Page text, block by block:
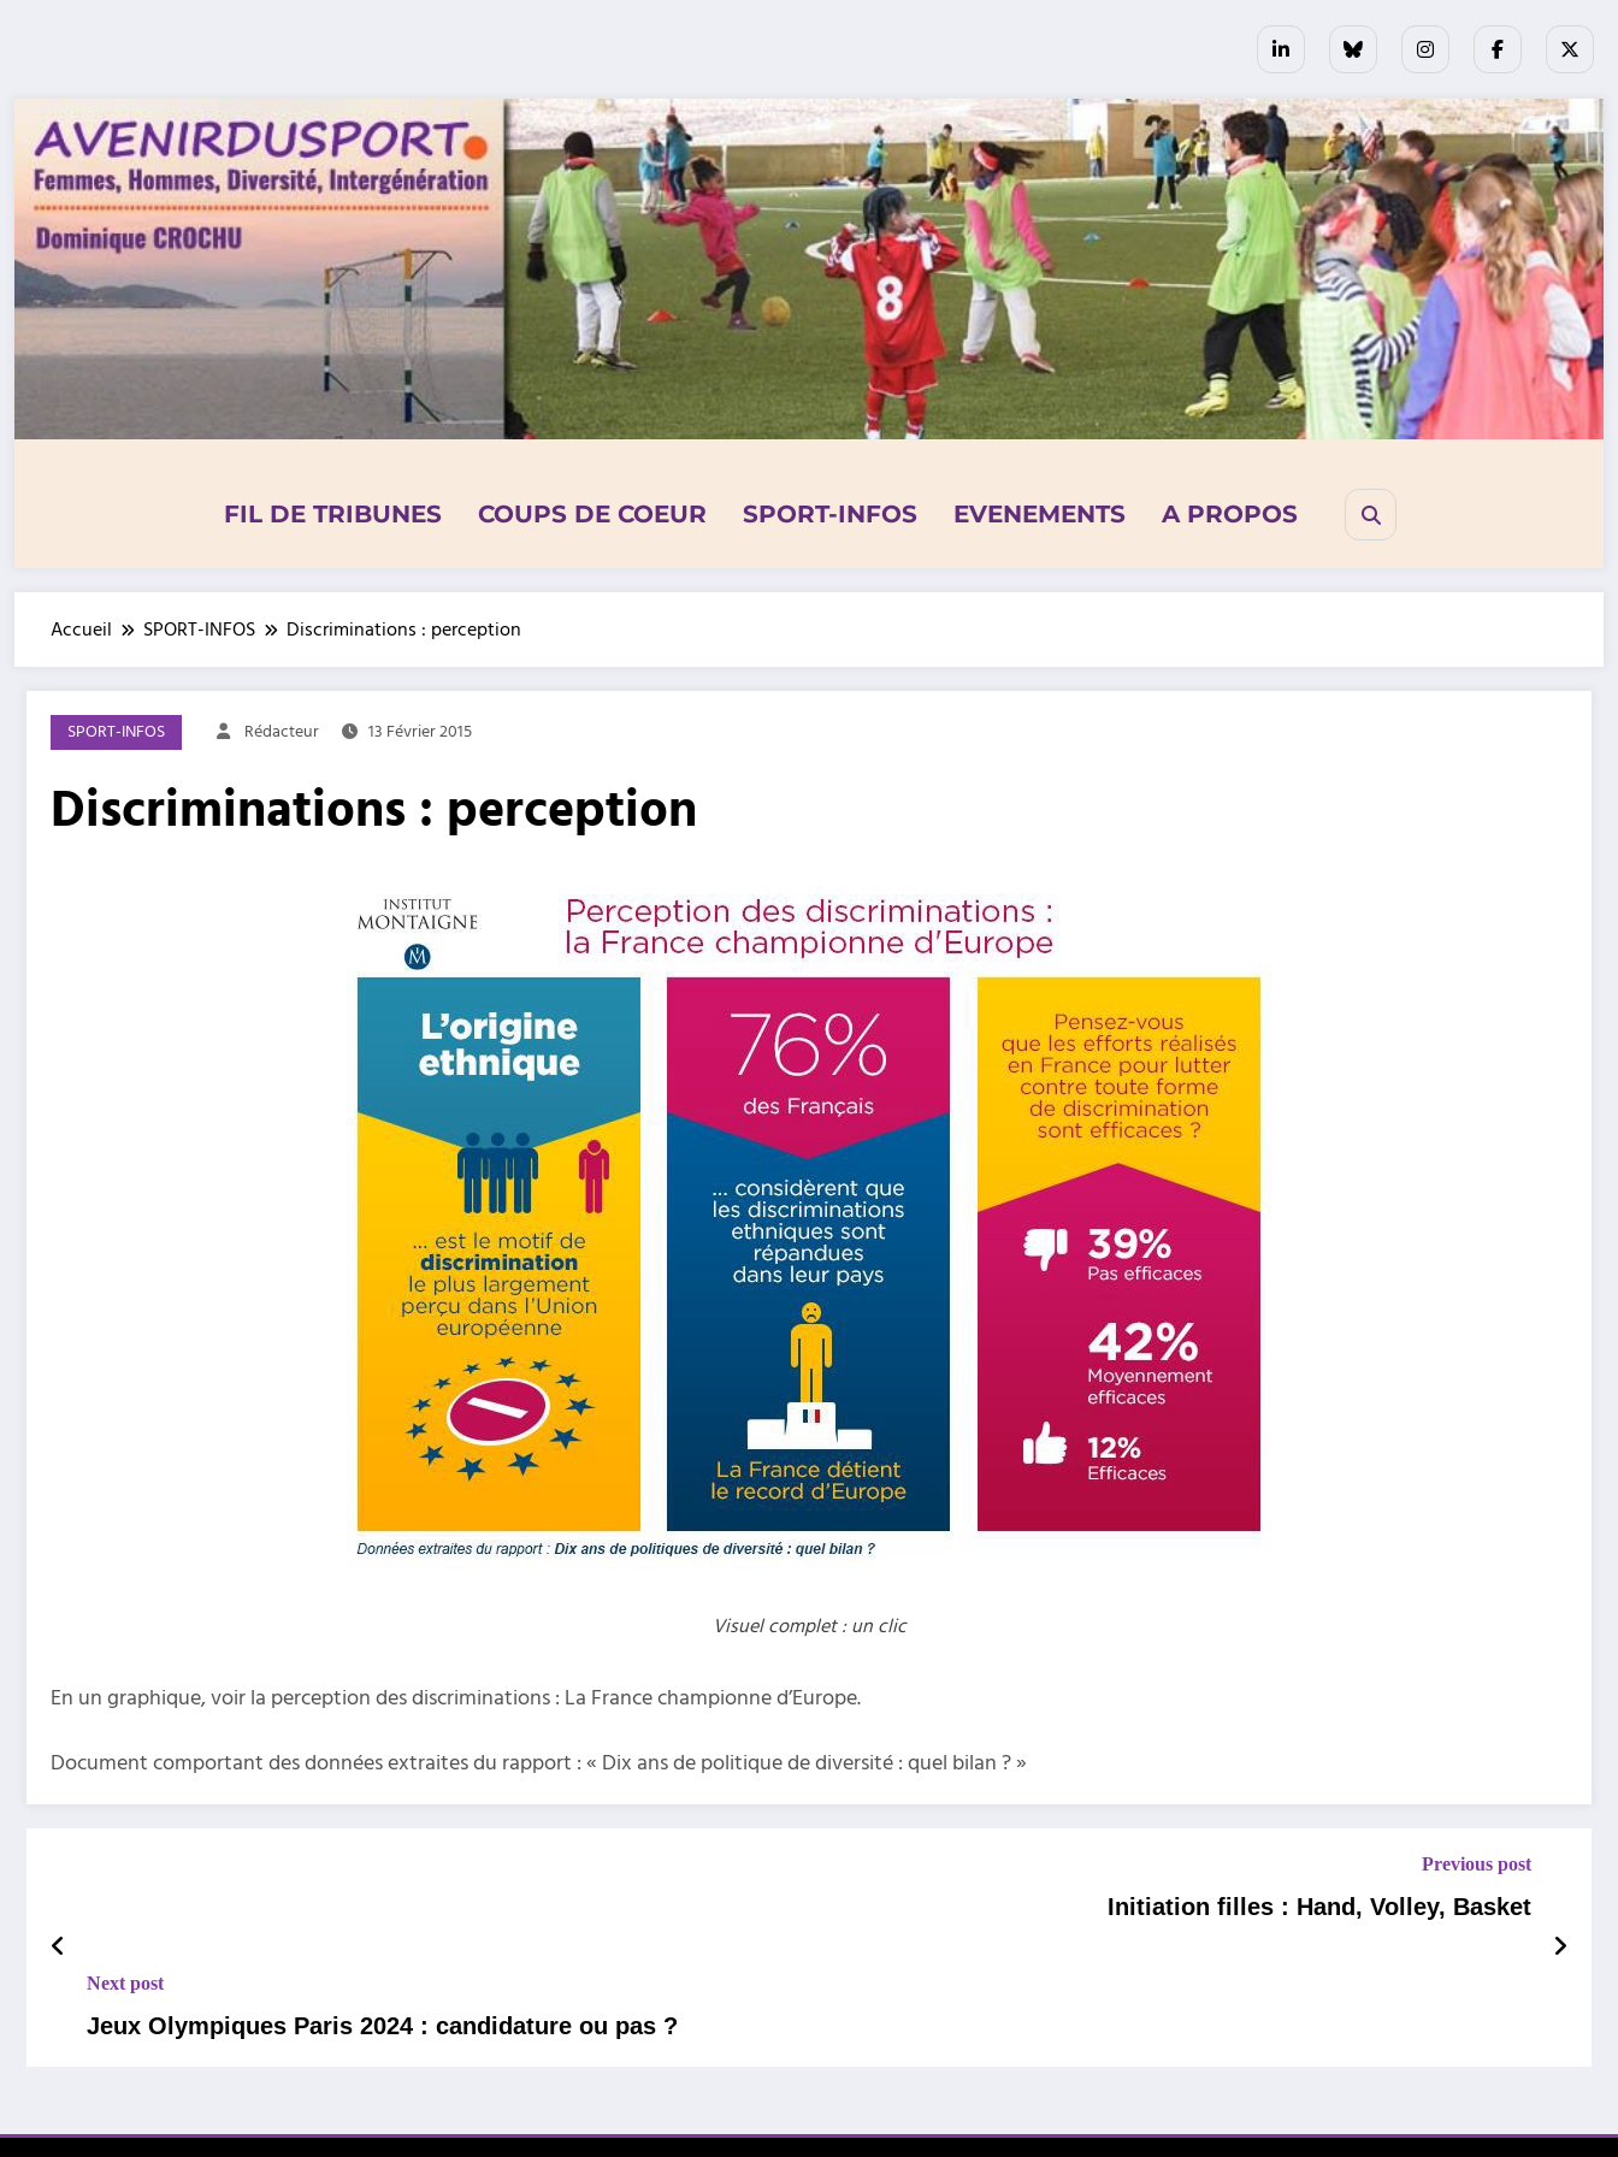
FIL DE TRIBUNES COUPS DE COEUR SPORT-INFOS EVENEMENTS A PROPOS
Accueil SPORT-INFOS Discriminations : perception
SPORT-INFOS Rédacteur 13 Février 2015
Discriminations : perception
Visuel complet : un clic
En un graphique, voir la perception des discriminations : La France championne d’Europe.
Document comportant des données extraites du rapport : « Dix ans de politique de diversité : quel bilan ? »
Previous post
Initiation filles : Hand, Volley, Basket
Next post
Jeux Olympiques Paris 2024 : candidature ou pas ?